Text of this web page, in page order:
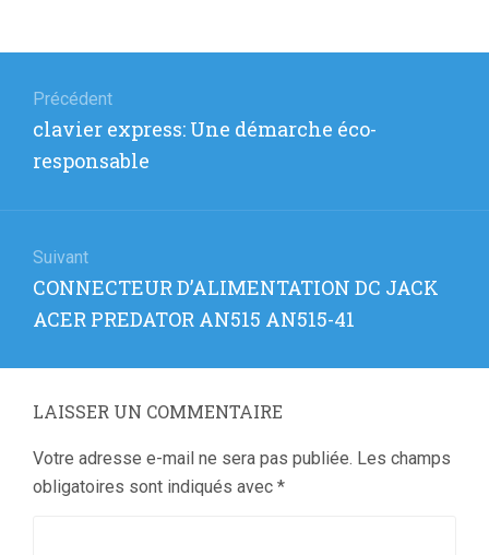
de
l’article
Précédent
Article
précédent
clavier express: Une démarche éco-
responsable
Suivant
Article
suivant
CONNECTEUR D’ALIMENTATION DC JACK
ACER PREDATOR AN515 AN515-41
LAISSER UN COMMENTAIRE
Votre adresse e-mail ne sera pas publiée. Les champs
obligatoires sont indiqués avec *